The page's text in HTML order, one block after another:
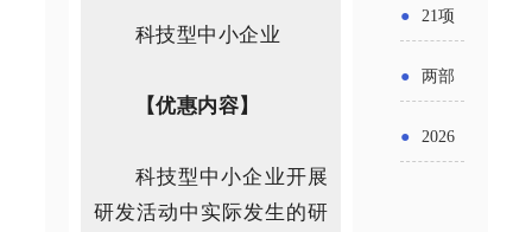
科技型中小企业
【优惠内容】
科技型中小企业开展
研发活动中实际发生的研
额信贷
实施条
例新变
金投向
领域及
申报要
五”期间
支持科
● 21项
务培育
● 两部
● 2026